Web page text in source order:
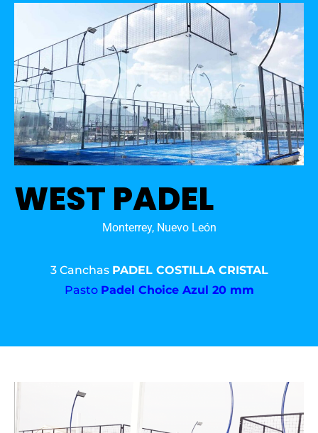
WEST PADEL
Monterrey, Nuevo León
3 Canchas PADEL COSTILLA CRISTAL
Pasto Padel Choice Azul 20 mm